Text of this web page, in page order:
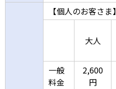
【個人のお客さま】
大人
一般
料金
2,600
円